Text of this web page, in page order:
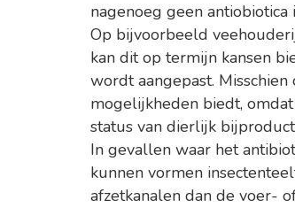
nagenoeg geen
Op bijvoorbeeld
kan dit op termijn kansen
wordt aangepast.
mogelijkheden biedt,
status van dierlijk
In gevallen waar het
kunnen vormen
afzetkanalen dan de voer-